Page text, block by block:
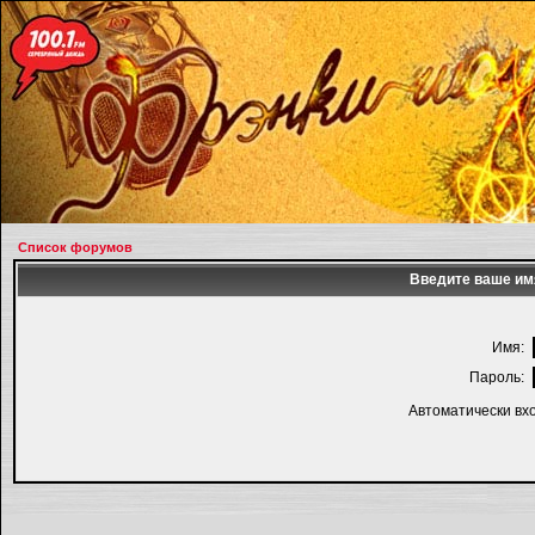
Список форумов
Введите ваше
Имя:
Пароль:
Автоматически